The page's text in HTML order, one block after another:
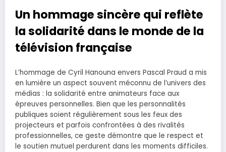
Un hommage sincère qui reflète
la solidarité dans le monde de la
télévision française
L’hommage de Cyril Hanouna envers Pascal Praud a mis
en lumière un aspect souvent méconnu de l’univers des
médias : la solidarité entre animateurs face aux
épreuves personnelles. Bien que les personnalités
publiques soient régulièrement sous les feux des
projecteurs et parfois confrontées à des rivalités
professionnelles, ce geste démontre que le respect et
le soutien mutuel perdurent dans les moments difficiles.